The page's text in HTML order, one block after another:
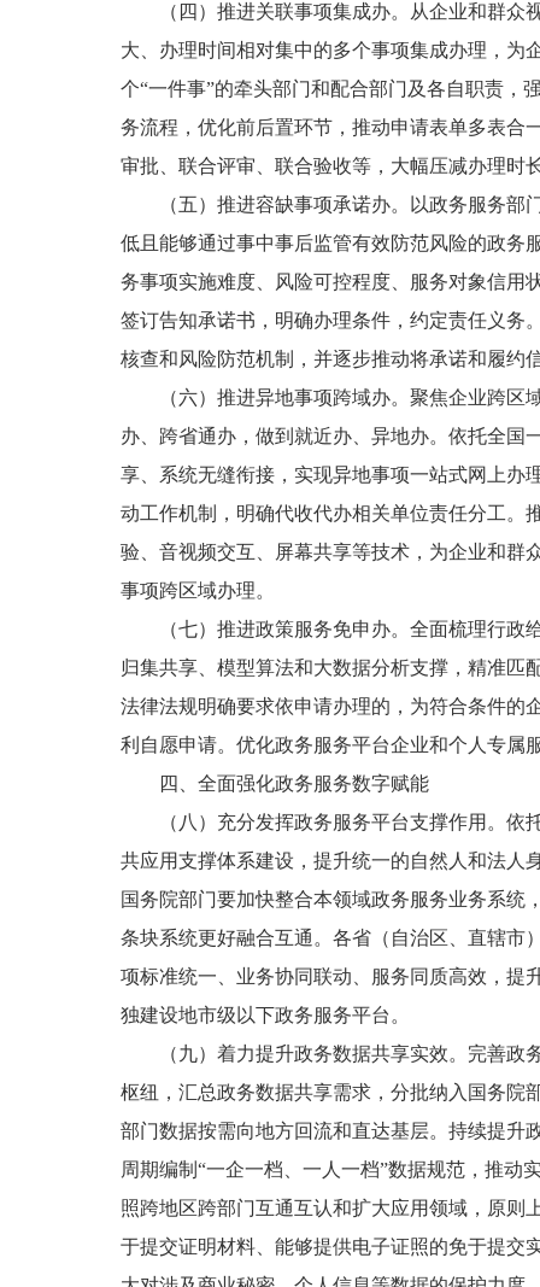
（四）推进关联事项集成办。从企业和群
大、办理时间相对集中的多个事项集成办理，为
个“一件事”的牵头部门和配合部门及各自职责，
务流程，优化前后置环节，推动申请表单多表合
审批、联合评审、联合验收等，大幅压减办理时
（五）推进容缺事项承诺办。以政务服务
低且能够通过事中事后监管有效防范风险的政务
务事项实施难度、风险可控程度、服务对象信用
签订告知承诺书，明确办理条件，约定责任义务
核查和风险防范机制，并逐步推动将承诺和履约
（六）推进异地事项跨域办。聚焦企业跨
办、跨省通办，做到就近办、异地办。依托全国
享、系统无缝衔接，实现异地事项一站式网上办
动工作机制，明确代收代办相关单位责任分工。
验、音视频交互、屏幕共享等技术，为企业和群
事项跨区域办理。
（七）推进政策服务免申办。全面梳理行
归集共享、模型算法和大数据分析支撑，精准匹
法律法规明确要求依申请办理的，为符合条件的
利自愿申请。优化政务服务平台企业和个人专属
四、全面强化政务服务数字赋能
（八）充分发挥政务服务平台支撑作用。
共应用支撑体系建设，提升统一的自然人和法人
国务院部门要加快整合本领域政务服务业务系统
条块系统更好融合互通。各省（自治区、直辖市
项标准统一、业务协同联动、服务同质高效，提
独建设地市级以下政务服务平台。
（九）着力提升政务数据共享实效。完善
枢纽，汇总政务数据共享需求，分批纳入国务院
部门数据按需向地方回流和直达基层。持续提升
周期编制“一企一档、一人一档”数据规范，推动
照跨地区跨部门互通互认和扩大应用领域，原则
于提交证明材料、能够提供电子证照的免于提交